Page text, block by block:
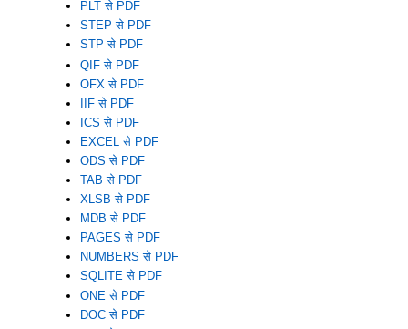
PLT से PDF
STEP से PDF
STP से PDF
QIF से PDF
OFX से PDF
IIF से PDF
ICS से PDF
EXCEL से PDF
ODS से PDF
TAB से PDF
XLSB से PDF
MDB से PDF
PAGES से PDF
NUMBERS से PDF
SQLITE से PDF
ONE से PDF
DOC से PDF